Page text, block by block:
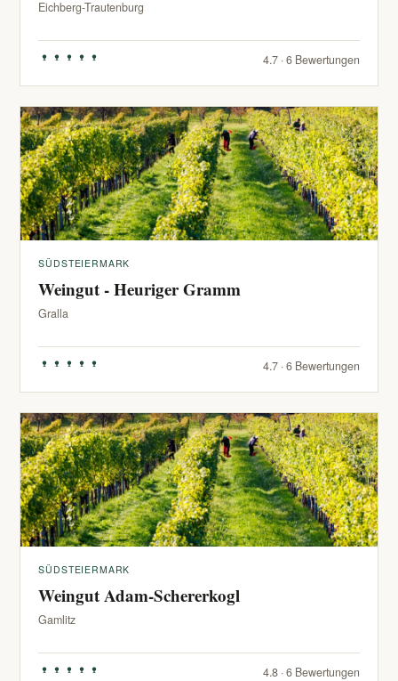
Eichberg-Trautenburg
4.7 · 6 Bewertungen
SÜDSTEIERMARK
Weingut - Heuriger Gramm
Gralla
4.7 · 6 Bewertungen
SÜDSTEIERMARK
Weingut Adam-Schererkogl
Gamlitz
4.8 · 6 Bewertungen